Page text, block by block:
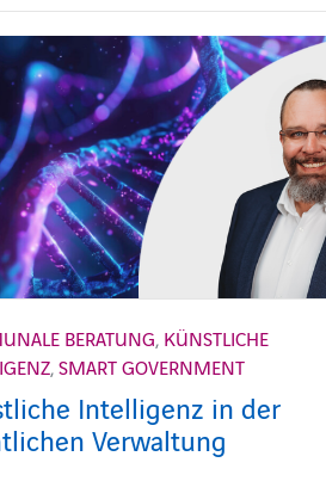
BERATUNG, KÜNSTLICHE
,SMART GOVERNMENT
Intelligenz in der
Verwaltung